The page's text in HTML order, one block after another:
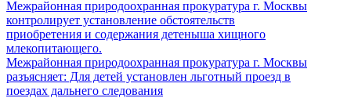
Межрайонная природоохранная прокуратура г. Москвы
контролирует установление обстоятельств
приобретения и содержания детеныша хищного
млекопитающего.
Межрайонная природоохранная прокуратура г. Москвы
разъясняет: Для детей установлен льготный проезд в
поездах дальнего следования